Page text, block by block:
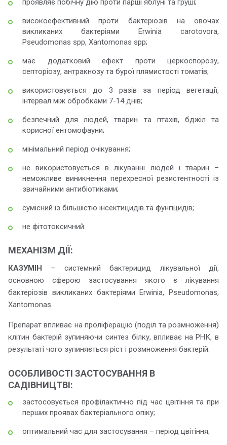
проявляє побічну дію проти парші яблуні та груші;
високоефективний проти бактеріозів на овочах
викликаних бактеріями Erwinia carotovora,
Pseudomonas spp, Xantomonas spp;
має додатковий ефект проти церкоспорозу,
септоріозу, антракнозу та бурої плямистості томатів;
використовується до 3 разів за період вегетації,
інтервал між обробками 7-14 днів;
безпечний для людей, тварин та птахів, бджіл та
корисної ентомофауни;
мінімальний період очікування;
не використовується в лікуванні людей і тварин –
неможливе виникнення перехресної резистентності із
звичайними антибіотиками;
сумісний із більшістю інсектицидів та фунгіцидів;
не фітотоксичний.
МЕХАНІЗМ ДІЇ:
КАЗУМІН – системний бактерицид лікувальної дії,
основною сферою застосування якого є лікування
бактеріозів викликаних бактеріями Erwinia, Pseudomonas,
Xantomonas.
Препарат впливає на проліферацію (поділ та розмноження)
клітин бактерій зупиняючи синтез білку, впливає на РНК, в
результаті чого зупиняється ріст і розмноження бактерій.
ОСОБЛИВОСТІ ЗАСТОСУВАННЯ В
САДІВНИЦТВІ:
застосовується профілактично під час цвітіння та при
перших проявах бактеріального опіку;
оптимальний час для застосування – період цвітіння;